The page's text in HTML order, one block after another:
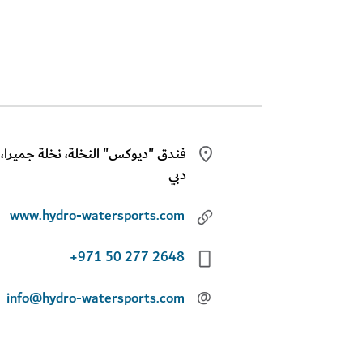
فندق "ديوكس" النخلة، نخلة جميرا،
دبي
www.hydro-watersports.com
+971 50 277 2648
@
info@hydro-watersports.com